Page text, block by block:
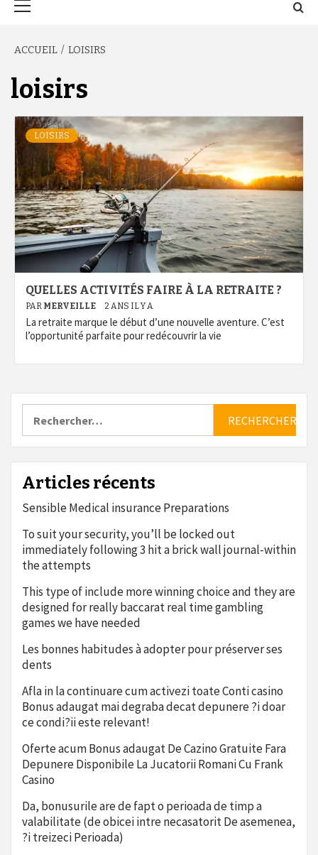
ACCUEIL LOISIRS
loisirs
LOISIRS
QUELLES ACTIVITÉS FAIRE À LA RETRAITE ?
PAR MERVEILLE 2 ANS IL Y A
La retraite marque le début d’une nouvelle aventure. C’est
l’opportunité parfaite pour redécouvrir la vie
Articles récents
Sensible Medical insurance Preparations
To suit your security, you’ll be locked out
immediately following 3 hit a brick wall journal-within
the attempts
This type of include more winning choice and they are
designed for really baccarat real time gambling
games we have needed
Les bonnes habitudes à adopter pour préserver ses
dents
Afla in la continuare cum activezi toate Conti casino
Bonus adaugat mai degraba decat depunere ?i doar
ce condi?ii este relevant!
Oferte acum Bonus adaugat De Cazino Gratuite Fara
Depunere Disponibile La Jucatorii Romani Cu Frank
Casino
Da, bonusurile are de fapt o perioada de timp a
valabilitate (de obicei intre necasatorit De asemenea,
?i treizeci Perioada)